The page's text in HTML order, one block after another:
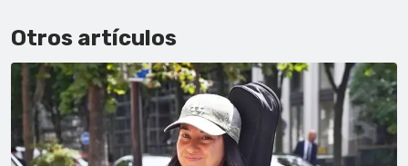
Otros artículos